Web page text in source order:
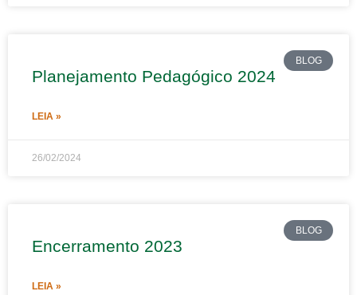
BLOG
Planejamento Pedagógico 2024
LEIA »
26/02/2024
BLOG
Encerramento 2023
LEIA »